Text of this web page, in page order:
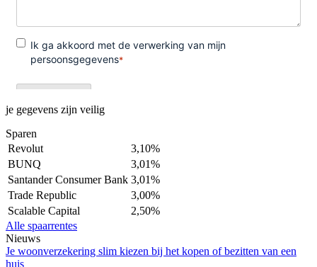
je gegevens zijn veilig
Sparen
Revolut
3,10%
BUNQ
3,01%
Santander Consumer Bank 3,01%
Trade Republic
3,00%
Scalable Capital
2,50%
Alle spaarrentes
Nieuws
Je woonverzekering slim kiezen bij het kopen of bezitten van een
huis